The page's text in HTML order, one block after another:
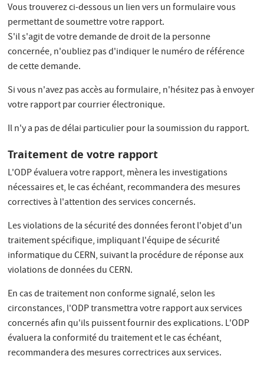
Vous trouverez ci-dessous un lien vers un formulaire vous
permettant de soumettre votre rapport.
S'il s'agit de votre demande de droit de la personne
concernée, n'oubliez pas d'indiquer le numéro de référence
de cette demande.
Si vous n'avez pas accès au formulaire, n'hésitez pas à envoyer
votre rapport par courrier électronique.
Il n'y a pas de délai particulier pour la soumission du rapport.
Traitement de votre rapport
L'ODP évaluera votre rapport, mènera les investigations
nécessaires et, le cas échéant, recommandera des mesures
correctives à l'attention des services concernés.
Les violations de la sécurité des données feront l'objet d'un
traitement spécifique, impliquant l'équipe de sécurité
informatique du CERN, suivant la procédure de réponse aux
violations de données du CERN.
En cas de traitement non conforme signalé, selon les
circonstances, l'ODP transmettra votre rapport aux services
concernés afin qu'ils puissent fournir des explications. L'ODP
évaluera la conformité du traitement et le cas échéant,
recommandera des mesures correctrices aux services.